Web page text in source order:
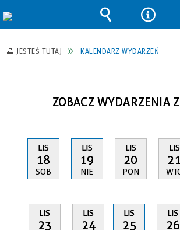
JESTEŚ TUTAJ KALENDARZ WYDARZEŃ
ZOBACZ WYDARZENIA
LIS
18
SOB
LIS
19
NIE
LIS
20
PON
LIS
21
LIS
23
LIS
24
LIS
25
LIS
26